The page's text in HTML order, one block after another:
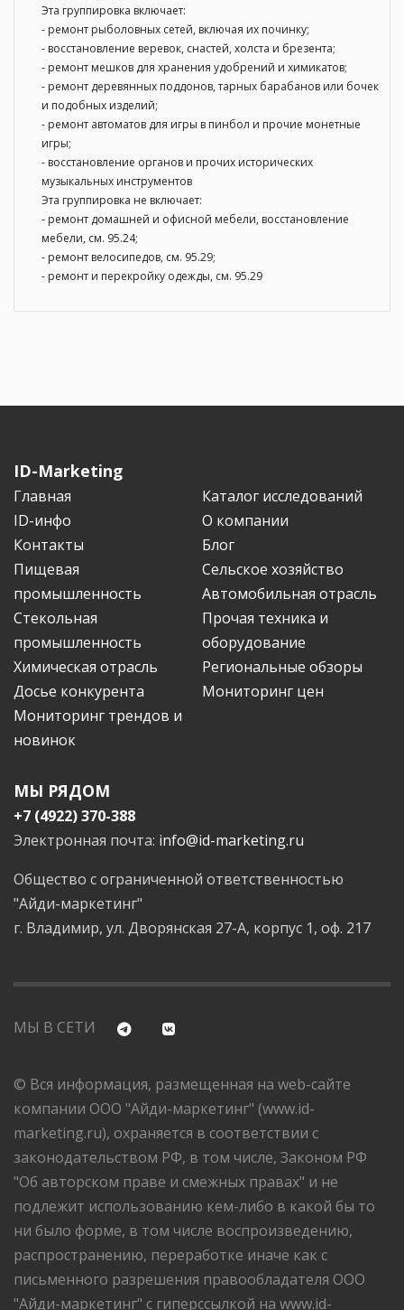
Эта группировка включает:
- ремонт рыболовных сетей, включая их починку;
- восстановление веревок, снастей, холста и брезента;
- ремонт мешков для хранения удобрений и химикатов;
- ремонт деревянных поддонов, тарных барабанов или бочек
и подобных изделий;
- ремонт автоматов для игры в пинбол и прочие монетные
игры;
- восстановление органов и прочих исторических
музыкальных инструментов
Эта группировка не включает:
- ремонт домашней и офисной мебели, восстановление
мебели, см. 95.24;
- ремонт велосипедов, см. 95.29;
- ремонт и перекройку одежды, см. 95.29
ID-Marketing
Главная
Каталог исследований
ID-инфо
О компании
Контакты
Блог
Пищевая
промышленность
Сельское хозяйство
Автомобильная отрасль
Стекольная
промышленность
Прочая техника и
оборудование
Химическая отрасль
Региональные обзоры
Досье конкурента
Мониторинг цен
Мониторинг трендов и
новинок
МЫ РЯДОМ
+7 (4922) 370-388
Электронная почта: info@id-marketing.ru
Общество с ограниченной ответственностью
"Айди-маркетинг"
г. Владимир, ул. Дворянская 27-А, корпус 1, оф. 217
МЫ В СЕТИ
© Вся информация, размещенная на web-сайте
компании ООО "Айди-маркетинг" (www.id-
marketing.ru), охраняется в соответствии с
законодательством РФ, в том числе, Законом РФ
"Об авторском праве и смежных правах" и не
подлежит использованию кем-либо в какой бы то
ни было форме, в том числе воспроизведению,
распространению, переработке иначе как с
письменного разрешения правообладателя ООО
"Айди-маркетинг" с гиперссылкой на www.id-